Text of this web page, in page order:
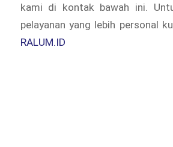
kami di kontak bawah ini.
pelayanan yang lebih personal
RALUM.ID